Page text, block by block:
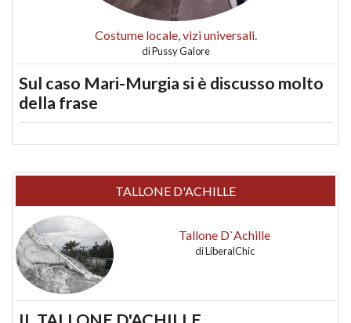
Costume locale, vizi universali.
diPussy Galore
Sul caso Mari-Murgia si è discusso molto
della frase
TALLONE D'ACHILLE
Tallone D`Achille
diLiberalChic